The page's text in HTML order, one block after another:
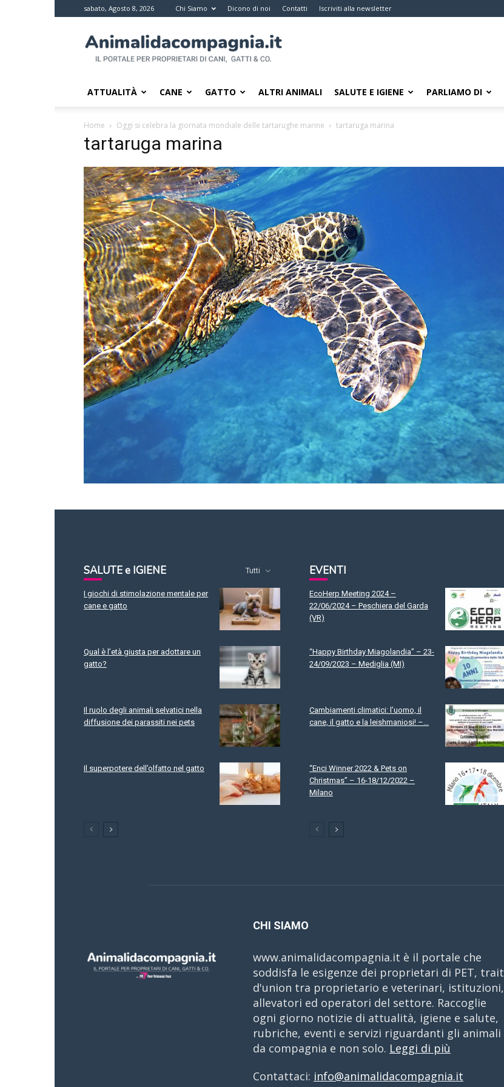
sabato, Agosto 8, 2026 Chi Siamo Dicono di noi Contatti Iscriviti alla newsletter
da
compagnia
Il
i
proprietari
di
pet
ATTUALITÀ CANE GATTO ALTRI ANIMALI SALUTE E IGIENE PARLIAMO DI
Home Oggi si celebra la giornata mondiale delle tartarughe marine tartaruga marina
tartaruga marina
SALUTE e IGIENE Tutti
I giochi di stimolazione mentale per
cane e gatto
Qual è l’età giusta per adottare un
gatto?
Il ruolo degli animali selvatici nella
diffusione dei parassiti nei pets
Il superpotere dell’olfatto nel gatto
EVENTI
EcoHerp Meeting 2024 –
22/06/2024 – Peschiera del Garda
(VR)
“Happy Birthday Miagolandia” – 23-
24/09/2023 – Mediglia (MI)
Cambiamenti climatici: l’uomo, il
cane, il gatto e la leishmaniosi! –...
“Enci Winner 2022 & Pets on
Christmas” – 16-18/12/2022 –
Milano
CHI SIAMO
www.animalidacompagnia.it è il portale che
soddisfa le esigenze dei proprietari di PET, trait
d'union tra proprietario e veterinari, istituzioni,
allevatori ed operatori del settore. Raccoglie
ogni giorno notizie di attualità, igiene e salute,
rubriche, eventi e servizi riguardanti gli animali
da compagnia e non solo. Leggi di più
Contattaci: info@animalidacompagnia.it